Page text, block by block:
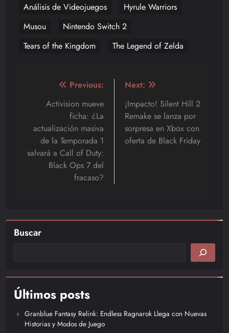
Análisis de Videojuegos
Hyrule Warriors
Musou
Nintendo Switch 2
Tears of the Kingdom
The Legend of Zelda
Navegación
entradas
Previous:
Activision mueve
ficha: ¿La
actualización masiva
de la Temporada 1
salvará a Call of Duty:
Black Ops 7 del
fracaso?
Next:
¡Impacto! Silent Hill 2
Remake se lanza por
sorpresa en Xbox con
oferta de Black Friday
Buscar
Últimos posts
Granblue Fantasy Relink: Endless Ragnarok Llega con Nuevas
Historias y Modos de Juego